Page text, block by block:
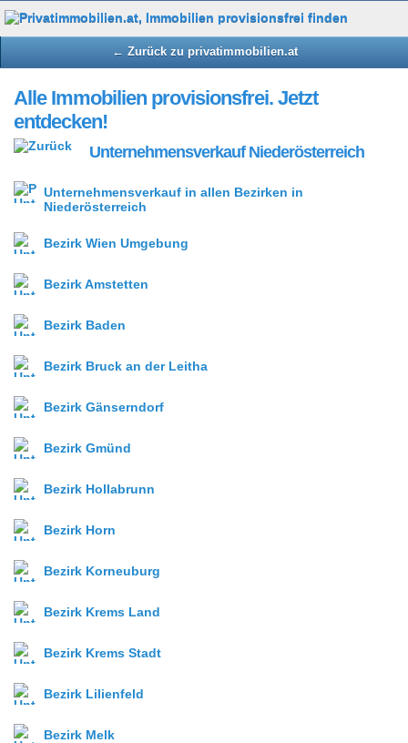
← Zurück zu privatimmobilien.at
Alle Immobilien provisionsfrei. Jetzt
entdecken!
Unternehmensverkauf Niederösterreich
Unternehmensverkauf in allen Bezirken in
Niederösterreich
Bezirk Wien Umgebung
Bezirk Amstetten
Bezirk Baden
Bezirk Bruck an der Leitha
Bezirk Gänserndorf
Bezirk Gmünd
Bezirk Hollabrunn
Bezirk Horn
Bezirk Korneuburg
Bezirk Krems Land
Bezirk Krems Stadt
Bezirk Lilienfeld
Bezirk Melk